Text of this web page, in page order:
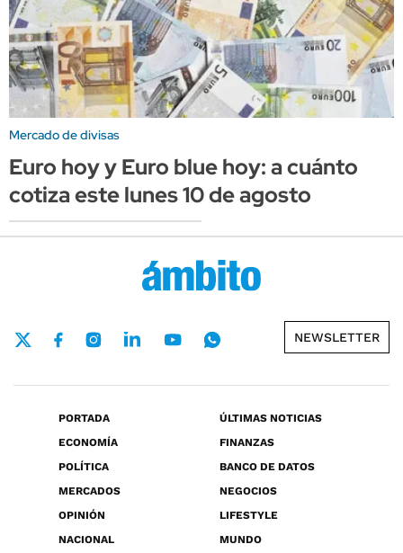
Mercado de divisas
Euro hoy y Euro blue hoy: a cuánto
cotiza este lunes 10 de agosto
NEWSLETTER
PORTADA
ÚLTIMAS NOTICIAS
ECONOMÍA
FINANZAS
POLÍTICA
BANCO DE DATOS
MERCADOS
NEGOCIOS
OPINIÓN
LIFESTYLE
NACIONAL
MUNDO